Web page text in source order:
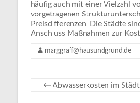
häufig auch mit einer Vielzahl
vorgetragenen
Preisdifferenzen. Die Städte
Anschluss Maßnahmen zur
marggraff@hausundgrund.de
← Abwasserkosten im